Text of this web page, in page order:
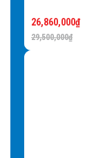
29,500,000₫
26,860,000₫